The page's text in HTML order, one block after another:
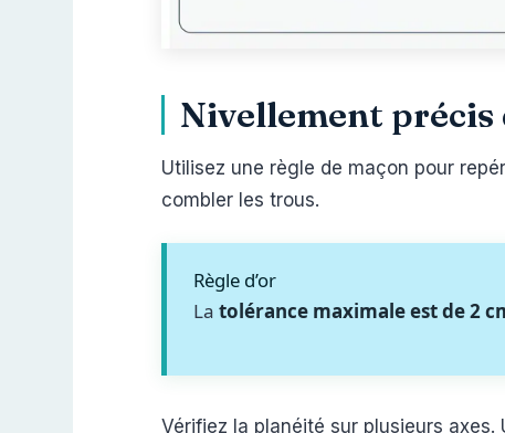
Nivellement précis
Utilisez une règle de maçon pour
combler les trous.
Règle d’or
La tolérance maximale est de 2
Vérifiez la planéité sur plusieurs